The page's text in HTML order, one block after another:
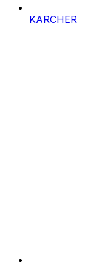
KARCHER